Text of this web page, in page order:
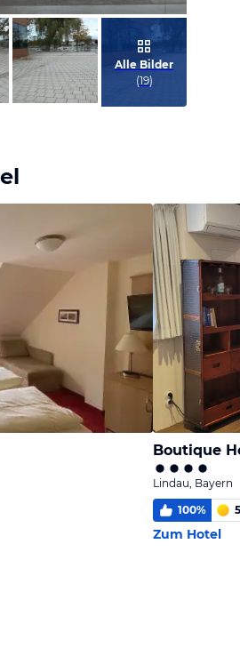
Alle Bilder
(19)
Boutique
Lindau, Bayern
100%
Zum Hotel